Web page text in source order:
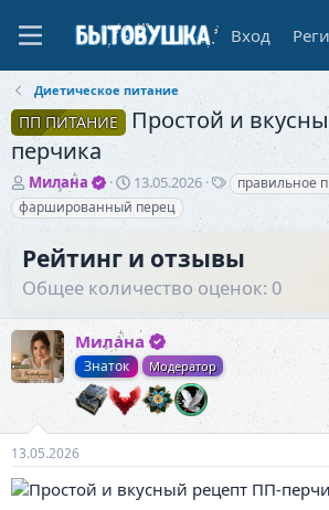
Вход
Диетическое питание
ПП ПИТАНИЕ
Простой и
перчика
А
в
т
р
т
е
м
ы
Милана
Д
а
т
н
а
ч
а
л
а
13.05.2026
Тправильное
фаршированный перец
Рейтинг и отзывы
Общее количество оценок: 0
Милана
Знаток Модератор
13.05.2026